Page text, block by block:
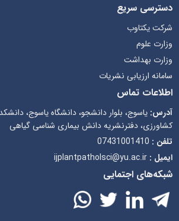
دسترسی سریع
شرکت یکتاوب
وزارت علوم
وزارت بهداشت
سامانه ارزیابی نشریات
اطلاعات تماس
آدرس:یاسوج، بلوار دانشجو، دانشگاه یاسوج، دانشکده
کشاورزی، دفترنشریه دانش بیماری شناسی گیاهی
تلفن : 07431001410
ایمیل : ijplantpatholsci@yu.ac.ir
شبکه‌های اجتمایی